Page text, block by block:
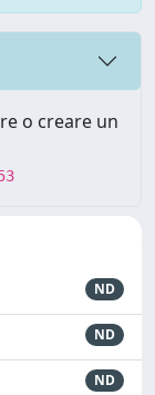
o creare un
ND
ND
ND